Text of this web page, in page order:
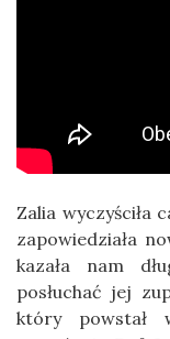
Zalia wyczyściła
zapowiedziała
kazała nam
posłuchać jej
który powstał